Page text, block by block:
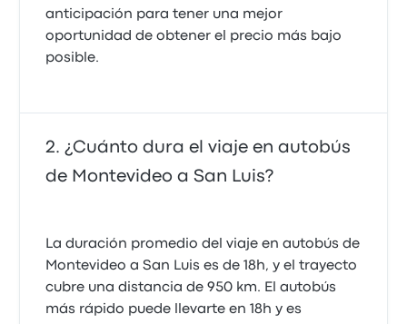
anticipación para tener una mejor
oportunidad de obtener el precio más bajo
posible.
¿Cuánto dura el viaje en autobús
de Montevideo a San Luis?
La duración promedio del viaje en autobús de
Montevideo a San Luis es de 18h, y el trayecto
cubre una distancia de 950 km. El autobús
más rápido puede llevarte en 18h y es